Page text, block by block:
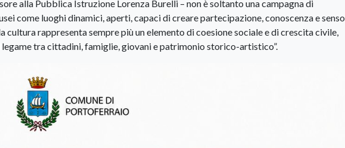
alla Pubblica Istruzione Lorenza Burelli – non è soltanto una campagna di
come luoghi dinamici, aperti, capaci di creare partecipazione, conoscenza e senso
cultura rappresenta sempre più un elemento di coesione sociale e di crescita civile,
tra cittadini, famiglie, giovani e patrimonio storico-artistico”.